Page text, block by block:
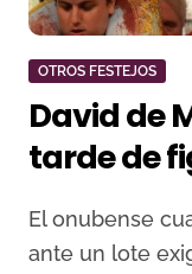
OTROS FESTEJOS
David de
tarde de
confirma
El onubense cuajó dos faenas de gran peso
ante un lote